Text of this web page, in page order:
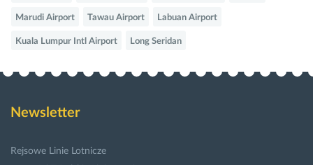
Marudi Airport Tawau Airport Labuan Airport
Kuala Lumpur Intl Airport Long Seridan
Newsletter
Rejsowe Linie Lotnicze